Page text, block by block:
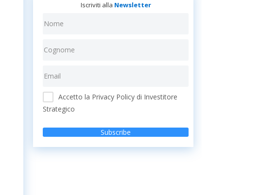
Iscriviti alla Newsletter
Accetto la Privacy Policy di Investitore
Strategico
Subscribe